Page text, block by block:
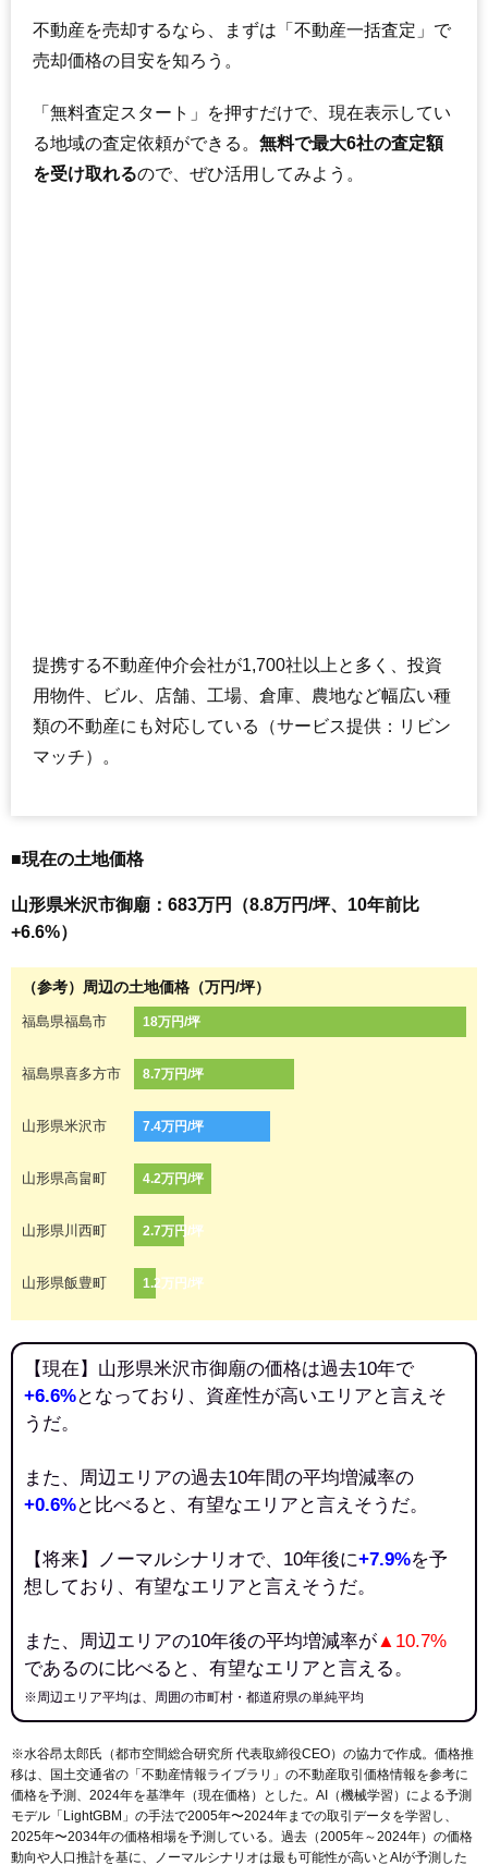
不動産を売却するなら、まずは「不動産一括査定」で
売却価格の目安を知ろう。
「無料査定スタート」を押すだけで、現在表示してい
る地域の査定依頼ができる。 無料で最大6社の査定額
を受け取れるので、ぜひ活用してみよう。
提携する不動産仲介会社が1,700社以上と多く、投資
用物件、ビル、店舗、工場、倉庫、農地など幅広い種
類の不動産にも対応している（サービス提供：リビン
マッチ）。
■現在の土地価格
山形県米沢市御廟：683万円（8.8万円/坪、10年前比
+6.6%）
（参考）周辺の土地価格（万円/坪）
福島県福島市 18万円/坪
福島県喜多方市 8.7万円/坪
山形県米沢市 7.4万円/坪
山形県高畠町 4.2万円/坪
山形県川西町 2.7万円/坪
山形県飯豊町 1.2万円/坪
【現在】山形県米沢市御廟の価格は過去10年で
+6.6%となっており、資産性が高いエリアと言えそ
うだ。
また、周辺エリアの過去10年間の平均増減率の
+0.6%と比べると、有望なエリアと言えそうだ。
【将来】ノーマルシナリオで、10年後に+7.9%を予
想しており、有望なエリアと言えそうだ。
また、周辺エリアの10年後の平均増減率が▲10.7%
であるのに比べると、有望なエリアと言える。
※周辺エリア平均は、周囲の市町村・都道府県の単純平均
※水谷昂太郎氏（都市空間総合研究所 代表取締役CEO）の協力で作成。価格推
移は、国土交通省の「 不動産情報ライブラリ 」の不動産取引価格情報を参考に
価格を予測、2024年を基準年（現在価格）とした。AI（機械学習）による予測
モデル「LightGBM」の手法で2005年〜2024年までの取引データを学習し、
2025年〜2034年の価格相場を予測している。過去（2005年～2024年）の価格
動向や人口推計を基に、ノーマルシナリオは最も可能性が高いとAIが予測した